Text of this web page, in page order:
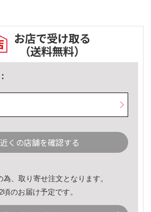
お店で受け取る
（送料無料）
近くの店舗を確認する
為、取り寄せ注文となります。
頃のお届け予定です。